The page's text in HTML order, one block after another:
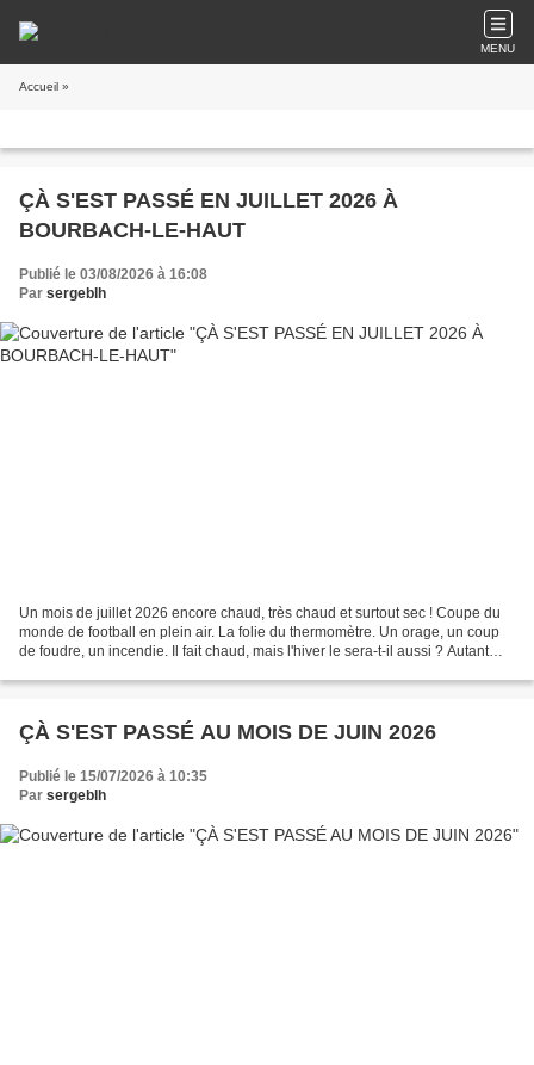
MENU
Accueil »
ÇÀ S'EST PASSÉ EN JUILLET 2026 À
BOURBACH-LE-HAUT
Publié le 03/08/2026 à 16:08
Par sergeblh
Un mois de juillet 2026 encore chaud, très chaud et surtout sec ! Coupe du
monde de football en plein air. La folie du thermomètre. Un orage, un coup
de foudre, un incendie. Il fait chaud, mais l'hiver le sera-t-il aussi ? Autant
ÇÀ S'EST PASSÉ AU MOIS DE JUIN 2026
Publié le 15/07/2026 à 10:35
Par sergeblh